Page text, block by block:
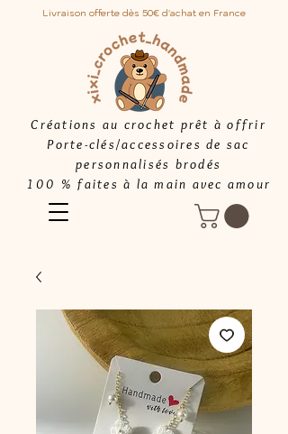
Créations au crochet prêt à offrir
Porte-clés/accessoires de sac
personnalisés brodés
100 % faites à la main avec amour
Livraison offerte dès 50€ d'achat en France